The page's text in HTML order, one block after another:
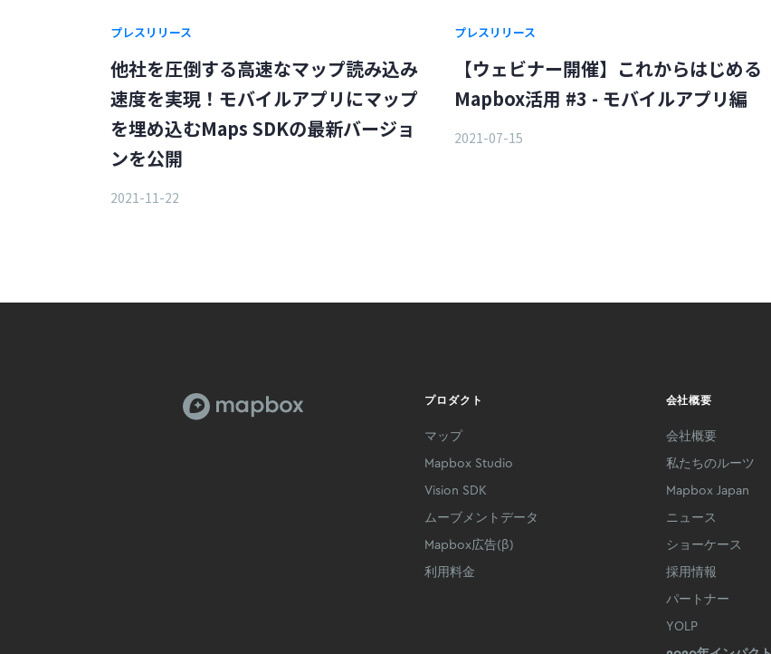
プレスリリース
他社を圧倒する高速なマップ読み込み
速度を実現！モバイルアプリにマップ
を埋め込むMaps SDKの最新バージョ
ンを公開
2021-11-22
プレスリリース
【ウェビナー開催】これからはじめる
Mapbox活用 #3 - モバイルアプリ編
2021-07-15
プロダクト
マップ
Mapbox Studio
Vision SDK
ムーブメントデータ
Mapbox広告(β)
利用料金
会社概要
会社概要
私たちのルーツ
Mapbox Japan
ニュース
ショーケース
採用情報
パートナー
YOLP